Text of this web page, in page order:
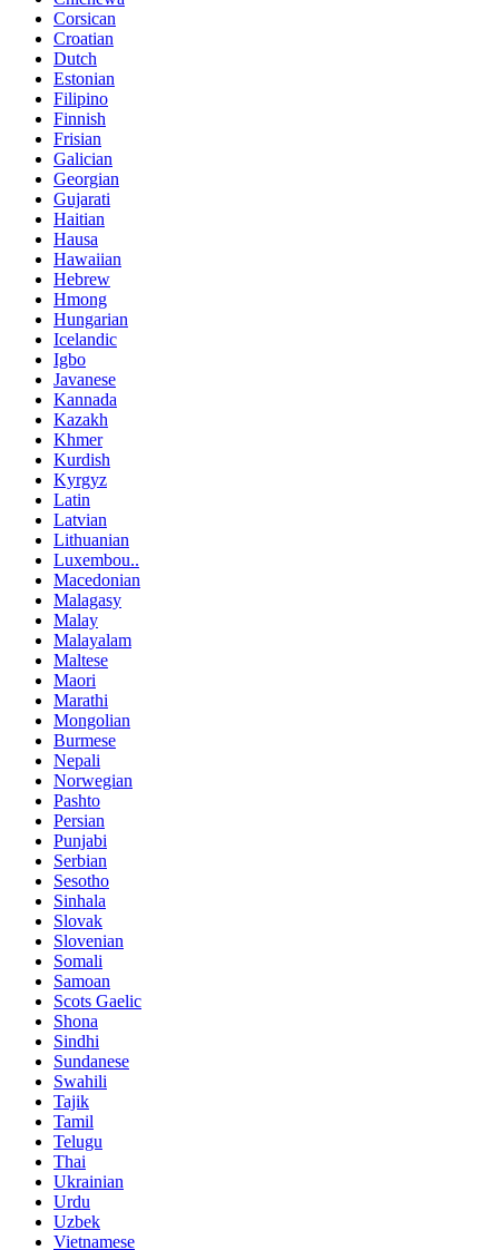
Corsican
Croatian
Dutch
Estonian
Filipino
Finnish
Frisian
Galician
Georgian
Gujarati
Haitian
Hausa
Hawaiian
Hebrew
Hmong
Hungarian
Icelandic
Igbo
Javanese
Kannada
Kazakh
Khmer
Kurdish
Kyrgyz
Latin
Latvian
Lithuanian
Luxembou..
Macedonian
Malagasy
Malay
Malayalam
Maltese
Maori
Marathi
Mongolian
Burmese
Nepali
Norwegian
Pashto
Persian
Punjabi
Serbian
Sesotho
Sinhala
Slovak
Slovenian
Somali
Samoan
Scots Gaelic
Shona
Sindhi
Sundanese
Swahili
Tajik
Tamil
Telugu
Thai
Ukrainian
Urdu
Uzbek
Vietnamese